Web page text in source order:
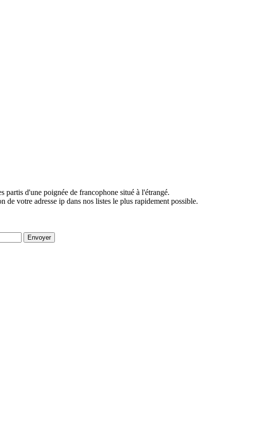
partis d'une poignée de francophone situé à l'étrangé.
votre adresse ip dans nos listes le plus rapidement possible.